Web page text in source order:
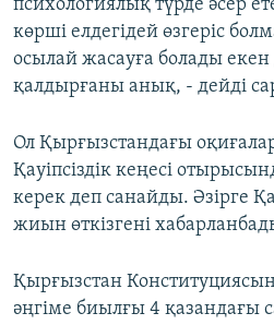
психологиялық түрде әсер
көрші елдегідей өзгеріс
осылай жасауға болады екен
қалдырғаны анық, - дейді
Ол Қырғызстандағы
Қауіпсіздік кеңесі
керек деп санайды. Әзірге
жиын өткізгені
Қырғызстан
әңгіме биылғы 4 қазандағы